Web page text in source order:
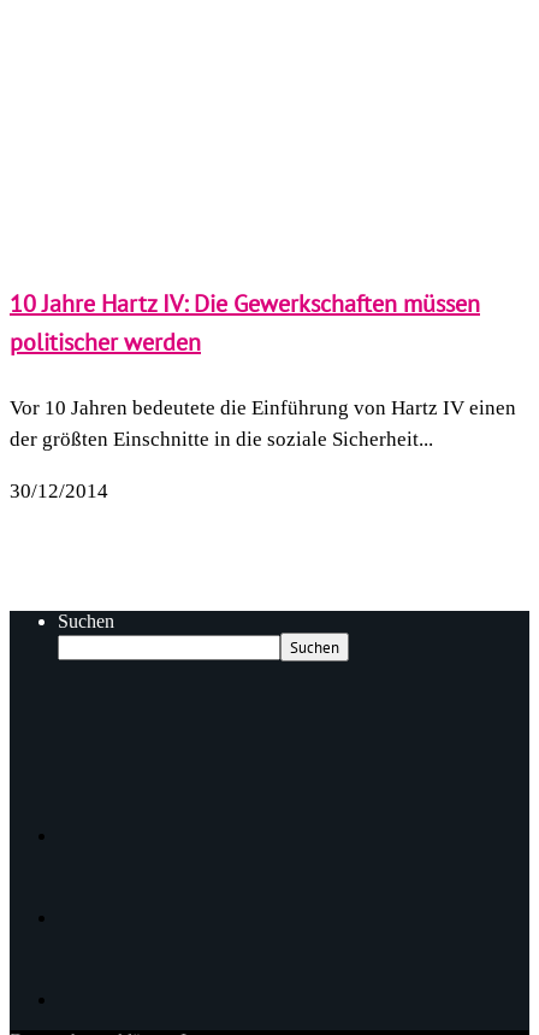
10 Jahre Hartz IV: Die Gewerkschaften müssen
politischer werden
Vor 10 Jahren bedeutete die Einführung von Hartz IV einen
der größten Einschnitte in die soziale Sicherheit...
30/12/2014
Suchen
Suchen